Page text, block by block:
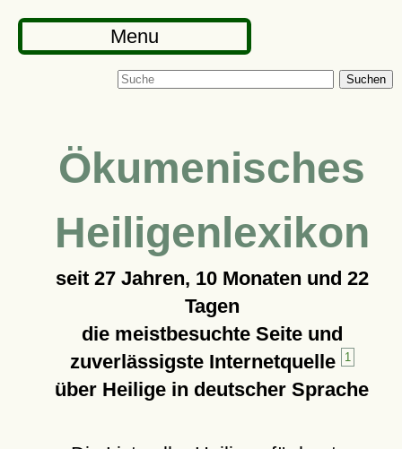
Menu
Suchen
Ökumenisches
Heiligenlexikon
seit 27 Jahren, 10 Monaten und 22
Tagen
die meistbesuchte Seite und
zuverlässigste Internetquelle
1
über Heilige in deutscher Sprache